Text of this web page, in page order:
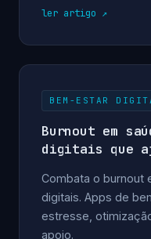
ler artigo
BEM-ESTAR
Burnout em
digitais que
Combata o burnout
digitais. Apps de
estresse,
apoio.